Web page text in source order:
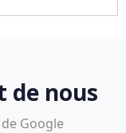
de nous
Google